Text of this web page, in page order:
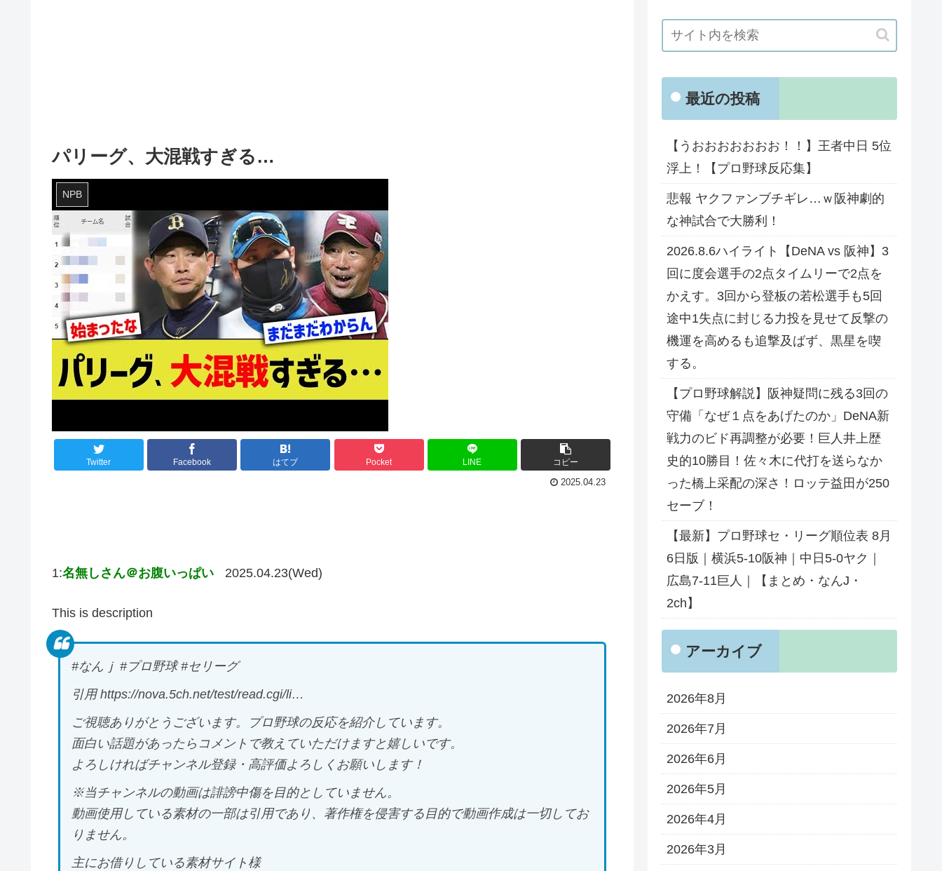
パリーグ、大混戦すぎる…
NPB
Twitter Facebook はてブ Pocket LINE コピー
2025.04.23
1:名無しさん＠お腹いっぱい 2025.04.23(Wed)
This is description
#なんｊ #プロ野球 #セリーグ
引用 https://nova.5ch.net/test/read.cgi/li…
ご視聴ありがとうございます。プロ野球の反応を紹介しています。
面白い話題があったらコメントで教えていただけますと嬉しいです。
よろしければチャンネル登録・高評価よろしくお願いします！
※当チャンネルの動画は誹謗中傷を目的としていません。
動画使用している素材の一部は引用であり、著作権を侵害する目的で動画作成は一切してお
りません。
主にお借りしている素材サイト様
最近の投稿
【うおおおおおおお！！】王者中日 5位
浮上！【プロ野球反応集】
悲報 ヤクファンブチギレ…ｗ阪神劇的
な神試合で大勝利！
2026.8.6ハイライト【DeNA vs 阪神】3
回に度会選手の2点タイムリーで2点を
かえす。3回から登板の若松選手も5回
途中1失点に封じる力投を見せて反撃の
機運を高めるも追撃及ばず、黒星を喫
する。
【プロ野球解説】阪神疑問に残る3回の
守備「なぜ１点をあげたのか」DeNA新
戦力のビド再調整が必要！巨人井上歴
史的10勝目！佐々木に代打を送らなか
った橋上采配の深さ！ロッテ益田が250
セーブ！
【最新】プロ野球セ・リーグ順位表 8月
6日版｜横浜5-10阪神｜中日5-0ヤク｜
広島7-11巨人｜【まとめ・なんJ・
2ch】
アーカイブ
2026年8月
2026年7月
2026年6月
2026年5月
2026年4月
2026年3月